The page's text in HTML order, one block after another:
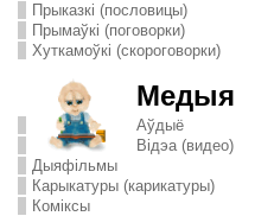
Прыказкі (пословицы)
Прымаўкі (поговорки)
Хуткамоўкі (скороговорки)
Медыя
Аўдыё
Відэа (видео)
Дыяфільмы
Карыкатуры (карикатуры)
Комiксы